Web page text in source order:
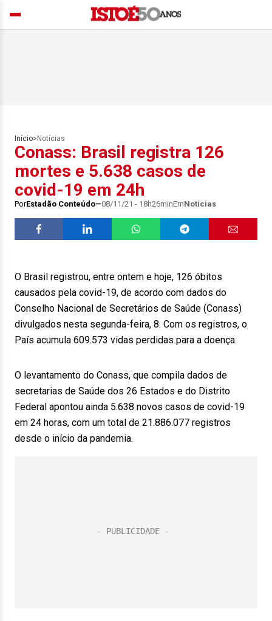
Início> Notícias
Conass: Brasil registra 126
mortes e 5.638 casos de
covid-19 em 24h
PorEstadão Conteúdo 08/11/21 - 18h26minEmNotícias
O Brasil registrou, entre ontem e hoje, 126 óbitos
causados pela covid-19, de acordo com dados do
Conselho Nacional de Secretários de Saúde (Conass)
divulgados nesta segunda-feira, 8. Com os registros, o
País acumula 609.573 vidas perdidas para a doença.
O levantamento do Conass, que compila dados de
secretarias de Saúde dos 26 Estados e do Distrito
Federal apontou ainda 5.638 novos casos de covid-19
em 24 horas, com um total de 21.886.077 registros
desde o início da pandemia.